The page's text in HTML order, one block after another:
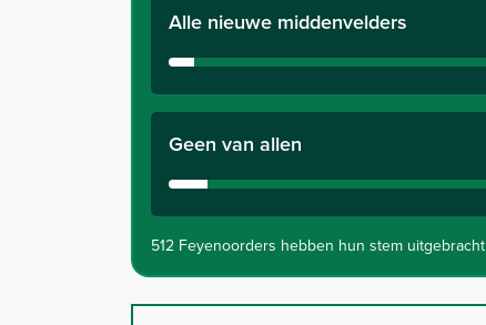
Alle nieuwe middenvelders
Geen van allen
512 Feyenoorders hebben hun stem uitgebracht